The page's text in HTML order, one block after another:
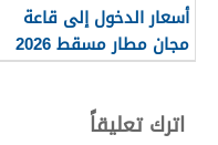
أسعار الدخول إلى قاعة
مجان مطار مسقط 2026
اترك تعليقاً